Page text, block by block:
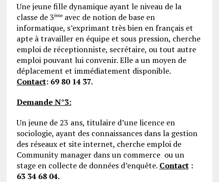
Une jeune fille dynamique ayant le niveau de la
classe de 3èmeavec de notion de base en
informatique, s’exprimant très bien en français et
apte à travailler en équipe et sous pression, cherche
emploi de réceptionniste, secrétaire, ou tout autre
emploi pouvant lui convenir. Elle a un moyen de
déplacement et immédiatement disponible.
Contact: 69 80 14 37.
Demande N°3:
Un jeune de 23 ans, titulaire d’une licence en
sociologie, ayant des connaissances dans la gestion
des réseaux et site internet, cherche emploi de
Community manager dans un commerce ou un
stage en collecte de données d’enquête. Contact:
63 34 68 04.